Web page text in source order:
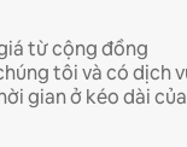
từ cộng đồng
tôi và có dịch
gian ở kéo dài của